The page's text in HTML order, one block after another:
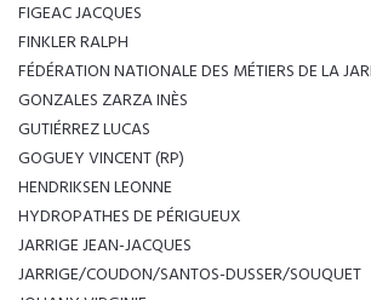
FIGEAC JACQUES
FINKLER RALPH
FÉDÉRATION NATIONALE DES MÉTIERS DE LA
GONZALES ZARZA INÈS
GUTIÉRREZ LUCAS
GOGUEY VINCENT (RP)
HENDRIKSEN LEONNE
HYDROPATHES DE PÉRIGUEUX
JARRIGE JEAN-JACQUES
JARRIGE/COUDON/SANTOS-DUSSER/SOUQUET